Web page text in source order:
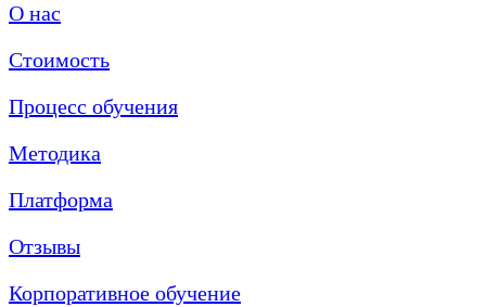
О нас
Стоимость
Процесс обучения
Методика
Платформа
Отзывы
Корпоративное обучение